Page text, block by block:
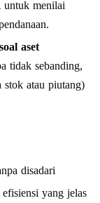
untuk menilai
aset
tidak sebanding,
stok atau piutang)
disadari
yang jelas